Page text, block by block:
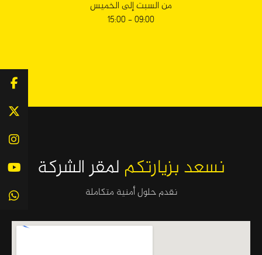
من السبت إلى الخميس
09:00 – 15:00
09:00 – 15:00
نسعد بزيارتكم لمقر الشركة
نقدم حلول أمنية متكاملة